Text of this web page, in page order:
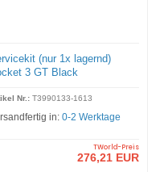
(nur 1x lagernd)
3 GT Black
Nr.: T3990133-1613
in: 0-2 Werktage
TWorld-Preis
276,21 EUR